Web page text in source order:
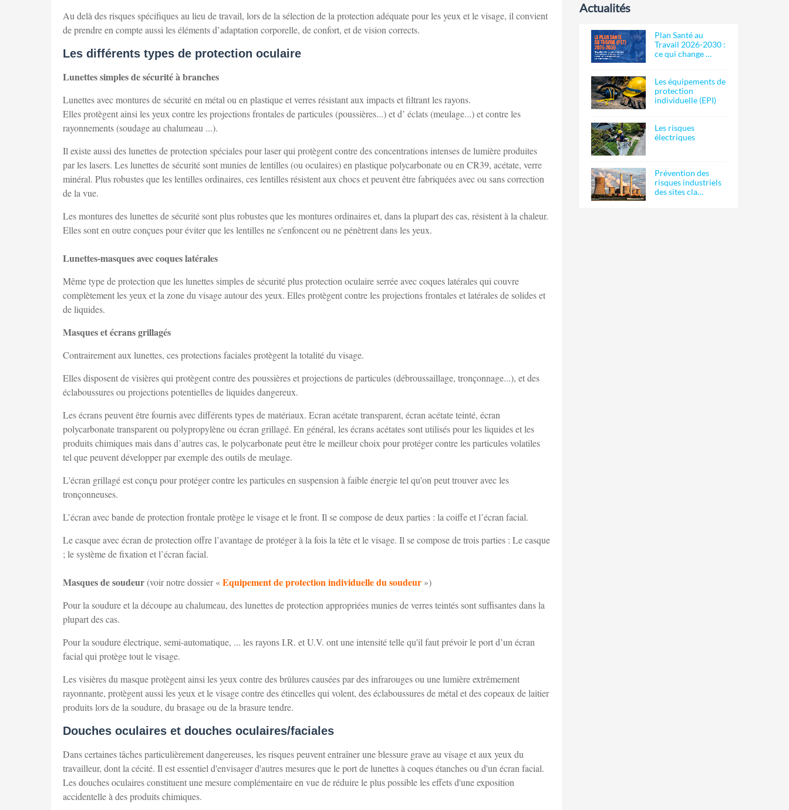
Au delà des risques spécifiques au lieu de travail, lors de la sélection de la protection adéquate pour les yeux et le visage, il convient
de prendre en compte aussi les éléments d’adaptation corporelle, de confort, et de vision corrects.
Les différents types de protection oculaire
Lunettes simples de sécurité à branches
Lunettes avec montures de sécurité en métal ou en plastique et verres résistant aux impacts et filtrant les rayons.
Elles protègent ainsi les yeux contre les projections frontales de particules (poussières...) et d’ éclats (meulage...) et contre les
rayonnements (soudage au chalumeau ...).
Il existe aussi des lunettes de protection spéciales pour laser qui protègent contre des concentrations intenses de lumière produites
par les lasers. Les lunettes de sécurité sont munies de lentilles (ou oculaires) en plastique polycarbonate ou en CR39, acétate, verre
minéral. Plus robustes que les lentilles ordinaires, ces lentilles résistent aux chocs et peuvent être fabriquées avec ou sans correction
de la vue.
Les montures des lunettes de sécurité sont plus robustes que les montures ordinaires et, dans la plupart des cas, résistent à la chaleur.
Elles sont en outre conçues pour éviter que les lentilles ne s'enfoncent ou ne pénètrent dans les yeux.
Lunettes-masques avec coques latérales
Même type de protection que les lunettes simples de sécurité plus protection oculaire serrée avec coques latérales qui couvre
complètement les yeux et la zone du visage autour des yeux. Elles protègent contre les projections frontales et latérales de solides et
de liquides.
Masques et écrans grillagés
Contrairement aux lunettes, ces protections faciales protègent la totalité du visage.
Elles disposent de visières qui protègent contre des poussières et projections de particules (débroussaillage, tronçonnage...), et des
éclaboussures ou projections potentielles de liquides dangereux.
Les écrans peuvent être fournis avec différents types de matériaux. Ecran acétate transparent, écran acétate teinté, écran
polycarbonate transparent ou polypropylène ou écran grillagé. En général, les écrans acétates sont utilisés pour les liquides et les
produits chimiques mais dans d’autres cas, le polycarbonate peut être le meilleur choix pour protéger contre les particules volatiles
tel que peuvent développer par exemple des outils de meulage.
L'écran grillagé est conçu pour protéger contre les particules en suspension à faible énergie tel qu'on peut trouver avec les
tronçonneuses.
L’écran avec bande de protection frontale protège le visage et le front. Il se compose de deux parties : la coiffe et l’écran facial.
Le casque avec écran de protection offre l’avantage de protéger à la fois la tête et le visage. Il se compose de trois parties : Le casque
; le système de fixation et l’écran facial.
Masques de soudeur(voir notre dossier «Equipement de protection individuelle du soudeur »)
Pour la soudure et la découpe au chalumeau, des lunettes de protection appropriées munies de verres teintés sont suffisantes dans la
plupart des cas.
Pour la soudure électrique, semi-automatique, ... les rayons I.R. et U.V. ont une intensité telle qu'il faut prévoir le port d’un écran
facial qui protège tout le visage.
Les visières du masque protègent ainsi les yeux contre des brûlures causées par des infrarouges ou une lumière extrêmement
rayonnante, protègent aussi les yeux et le visage contre des étincelles qui volent, des éclaboussures de métal et des copeaux de laitier
produits lors de la soudure, du brasage ou de la brasure tendre.
Douches oculaires et douches oculaires/faciales
Dans certaines tâches particulièrement dangereuses, les risques peuvent entraîner une blessure grave au visage et aux yeux du
travailleur, dont la cécité. Il est essentiel d'envisager d'autres mesures que le port de lunettes à coques étanches ou d'un écran facial.
Les douches oculaires constituent une mesure complémentaire en vue de réduire le plus possible les effets d'une exposition
accidentelle à des produits chimiques.
Actualités
Plan Santé au
Travail 2026-2030 :
ce qui change …
Les équipements de
protection
individuelle (EPI)
Les risques
électriques
Prévention des
risques industriels
des sites cla…